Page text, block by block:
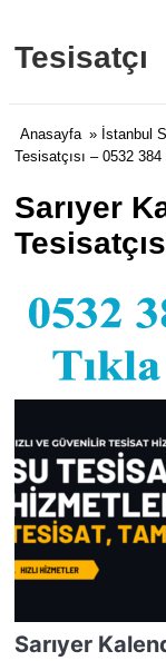
Tesisatçı
Anasayfa » İstanbul
Tesisatçısı – 0532
Sarıyer
Sarıyer